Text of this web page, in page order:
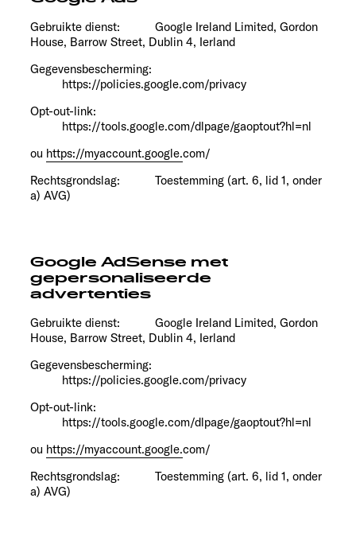
Gebruikte dienst:
Google Ireland Limited, Gordon
House, Barrow Street, Dublin 4, Ierland
Gegevensbescherming:
https://policies.google.com/privacy
Opt-out-link:
https://tools.google.com/dlpage/gaoptout?hl=nl
ou https://myaccount.google.com/
Rechtsgrondslag:
Toestemming (art. 6, lid 1, onder
a) AVG)
Google AdSense met
gepersonaliseerde
advertenties
Gebruikte dienst:
Google Ireland Limited, Gordon
House, Barrow Street, Dublin 4, Ierland
Gegevensbescherming:
https://policies.google.com/privacy
Opt-out-link:
https://tools.google.com/dlpage/gaoptout?hl=nl
ou https://myaccount.google.com/
Rechtsgrondslag:
Toestemming (art. 6, lid 1, onder
a) AVG)